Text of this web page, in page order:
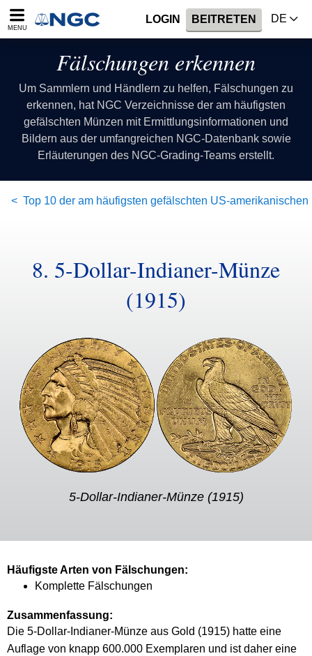
MENU
LOGIN BEITRETEN DE
Fälschungen erkennen
Um Sammlern und Händlern zu helfen, Fälschungen zu
erkennen, hat NGC Verzeichnisse der am häufigsten
gefälschten Münzen mit Ermittlungsinformationen und
Bildern aus der umfangreichen NGC-Datenbank sowie
Erläuterungen des NGC-Grading-Teams erstellt.
Top 10 der am häufigsten gefälschten US-amerikanischen
8. 5-Dollar-Indianer-Münze
(1915)
5-Dollar-Indianer-Münze (1915)
Häufigste Arten von Fälschungen:
Komplette Fälschungen
Zusammenfassung:
Die 5-Dollar-Indianer-Münze aus Gold (1915) hatte eine
Auflage von knapp 600.000 Exemplaren und ist daher eine